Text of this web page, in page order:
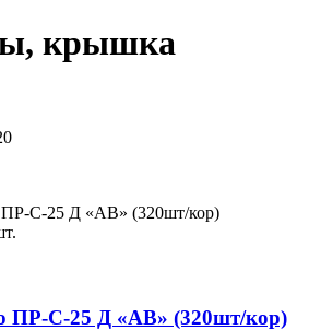
крышка
ПР-С-25 Д «АВ» (320шт/кор)